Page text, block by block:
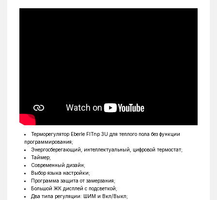
Терморегулятор Eberle FITnp 3U для теплого пола без функции
программирования;
Энергосберегающий, интеллектуальный, цифровой термостат;
Таймер;
Современный дизайн;
Выбор языка настройки;
Программа защита от замерзания;
Большой ЖК дисплей с подсветкой;
Два типа регуляции: ШИМ и Вкл/Выкл;